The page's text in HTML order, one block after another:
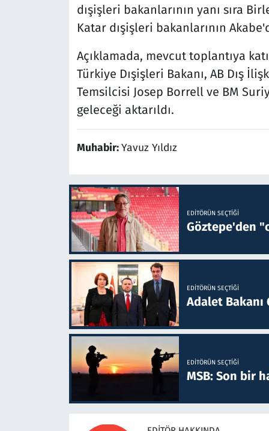
dışişleri bakanlarının yanı sıra
Katar dışişleri bakanlarının
Açıklamada, mevcut toplantıya
Türkiye Dışişleri Bakanı, AB Dış
Temsilcisi Josep Borrell ve BM
geleceği aktarıldı.
Muhabir:Yavuz Yıldız
EDITÖRÜN SEÇTIĞI
Göztepe'den
EDITÖRÜN SEÇTIĞI
Adalet
EDITÖRÜN SEÇTIĞI
MSB: Son bir